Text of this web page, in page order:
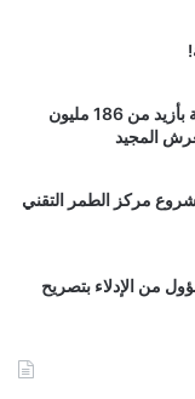
عامل إقليم صفرو يطلق ويدشن مشاريع تنموية بأزيد من 186 مليون
المجيد
مركز الطمر التقني
من الإدلاء بتصريح